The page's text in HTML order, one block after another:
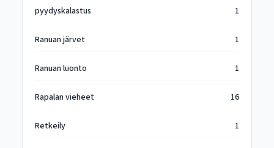
pyydyskalastus 1
Ranuan järvet 1
Ranuan luonto 1
Rapalan vieheet 16
Retkeily 1